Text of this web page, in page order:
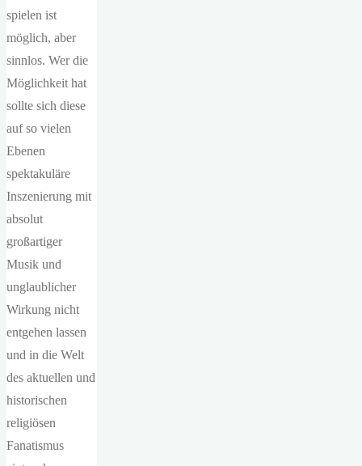
spielen ist
möglich, aber
sinnlos. Wer die
Möglichkeit hat
sollte sich diese
auf so vielen
Ebenen
spektakuläre
Inszenierung mit
absolut
großartiger
Musik und
unglaublicher
Wirkung nicht
entgehen lassen
und in die Welt
des aktuellen und
historischen
religiösen
Fanatismus